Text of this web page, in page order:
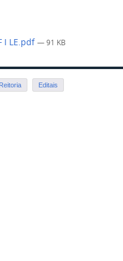
I LE.pdf— 91 KB
Reitoria Editais